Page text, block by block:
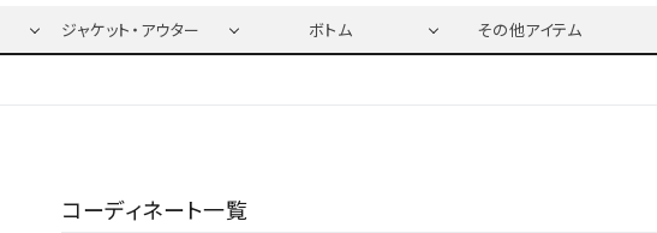
ジャケット・アウター ボトム その他アイテム
コーディネート一覧